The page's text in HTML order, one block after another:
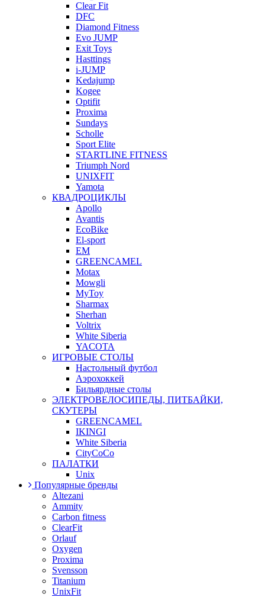
Clear Fit
DFC
Diamond Fitness
Evo JUMP
Exit Toys
Hasttings
i-JUMP
Kedajump
Kogee
Optifit
Proxima
Sundays
Scholle
Sport Elite
STARTLINE FITNESS
Triumph Nord
UNIXFIT
Yamota
КВАДРОЦИКЛЫ
Apollo
Avantis
EcoBike
El-sport
EM
GREENCAMEL
Motax
Mowgli
MyToy
Sharmax
Sherhan
Voltrix
White Siberia
YACOTA
ИГРОВЫЕ СТОЛЫ
Настольный футбол
Аэрохоккей
Бильярдные столы
ЭЛЕКТРОВЕЛОСИПЕДЫ, ПИТБАЙКИ,
СКУТЕРЫ
GREENCAMEL
IKINGI
White Siberia
CityCoCo
ПАЛАТКИ
Unix
Популярные бренды
Altezani
Ammity
Carbon fitness
ClearFit
Orlauf
Oxygen
Proxima
Svensson
Titanium
UnixFit